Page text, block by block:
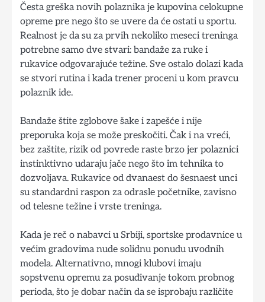
Česta greška novih polaznika je kupovina celokupne
opreme pre nego što se uvere da će ostati u sportu.
Realnost je da su za prvih nekoliko meseci treninga
potrebne samo dve stvari: bandaže za ruke i
rukavice odgovarajuće težine. Sve ostalo dolazi kada
se stvori rutina i kada trener proceni u kom pravcu
polaznik ide.
Bandaže štite zglobove šake i zapešće i nije
preporuka koja se može preskočiti. Čak i na vreći,
bez zaštite, rizik od povrede raste brzo jer polaznici
instinktivno udaraju jače nego što im tehnika to
dozvoljava. Rukavice od dvanaest do šesnaest unci
su standardni raspon za odrasle početnike, zavisno
od telesne težine i vrste treninga.
Kada je reč o nabavci u Srbiji, sportske prodavnice u
većim gradovima nude solidnu ponudu uvodnih
modela. Alternativno, mnogi klubovi imaju
sopstvenu opremu za posuđivanje tokom probnog
perioda, što je dobar način da se isprobaju različite